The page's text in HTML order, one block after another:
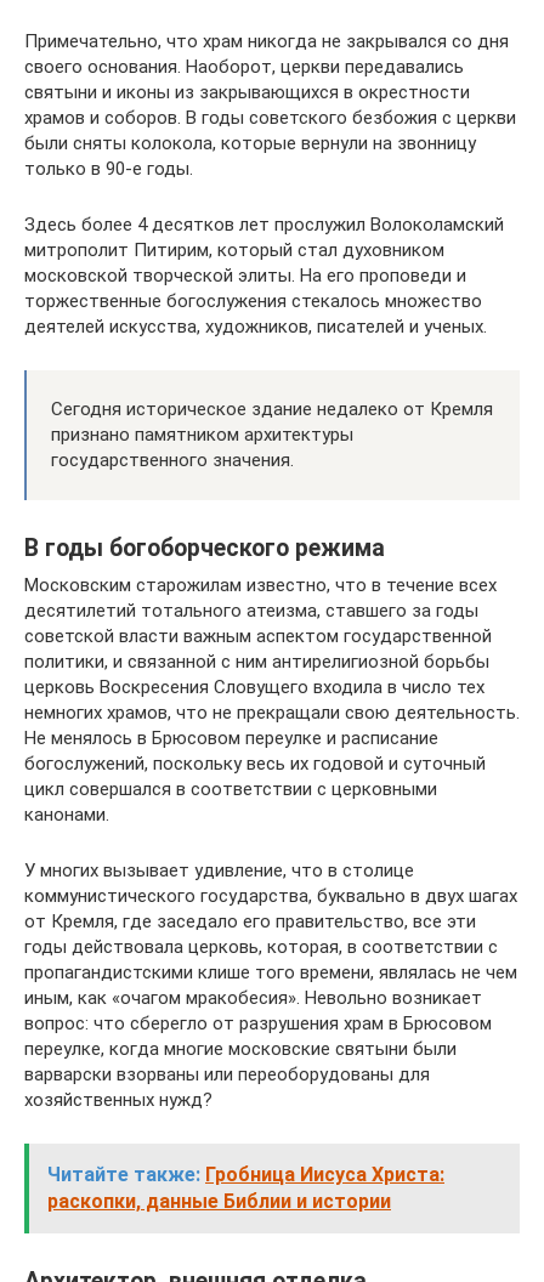
Примечательно, что храм никогда не закрывался со дня
своего основания. Наоборот, церкви передавались
святыни и иконы из закрывающихся в окрестности
храмов и соборов. В годы советского безбожия с церкви
были сняты колокола, которые вернули на звонницу
только в 90-е годы.
Здесь более 4 десятков лет прослужил Волоколамский
митрополит Питирим, который стал духовником
московской творческой элиты. На его проповеди и
торжественные богослужения стекалось множество
деятелей искусства, художников, писателей и ученых.
Сегодня историческое здание недалеко от Кремля
признано памятником архитектуры
государственного значения.
В годы богоборческого режима
Московским старожилам известно, что в течение всех
десятилетий тотального атеизма, ставшего за годы
советской власти важным аспектом государственной
политики, и связанной с ним антирелигиозной борьбы
церковь Воскресения Словущего входила в число тех
немногих храмов, что не прекращали свою деятельность.
Не менялось в Брюсовом переулке и расписание
богослужений, поскольку весь их годовой и суточный
цикл совершался в соответствии с церковными
канонами.
У многих вызывает удивление, что в столице
коммунистического государства, буквально в двух шагах
от Кремля, где заседало его правительство, все эти
годы действовала церковь, которая, в соответствии с
пропагандистскими клише того времени, являлась не чем
иным, как «очагом мракобесия». Невольно возникает
вопрос: что сберегло от разрушения храм в Брюсовом
переулке, когда многие московские святыни были
варварски взорваны или переоборудованы для
хозяйственных нужд?
Читайте также: Гробница Иисуса Христа:
раскопки, данные Библии и истории